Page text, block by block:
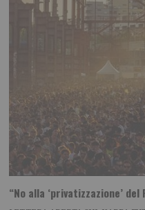
“No alla ‘privatizzazione’ del